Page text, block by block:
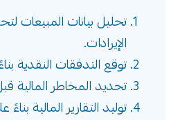
تحليل بيانات المبيعات
الإيرادات.
توقع التدفقات النقدية
تحديد المخاطر المالية
توليد التقارير المالية